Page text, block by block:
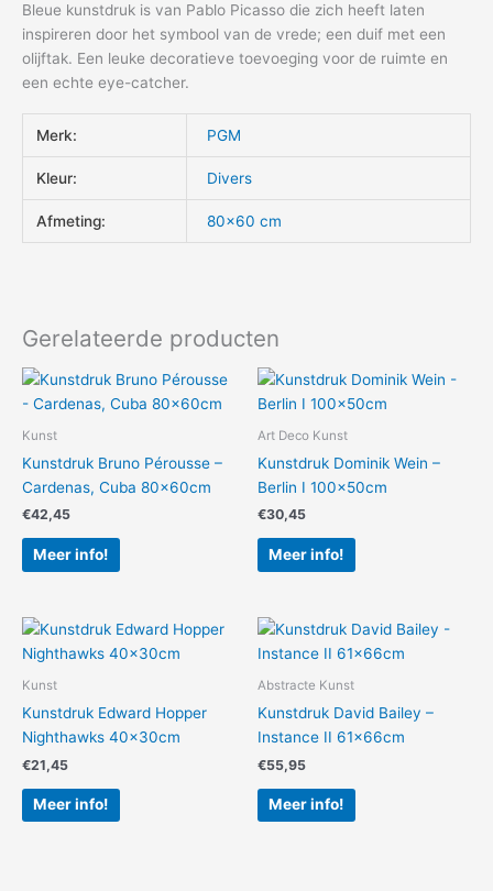
Bleue kunstdruk is van Pablo Picasso die zich heeft laten
inspireren door het symbool van de vrede; een duif met een
olijftak. Een leuke decoratieve toevoeging voor de ruimte en
een echte eye-catcher.
Merk: PGM
Kleur: Divers
Afmeting: 80×60 cm
Gerelateerde producten
Kunst
Kunstdruk Bruno Pérousse –
Cardenas, Cuba 80x60cm
€42,45
Meer info!
Art Deco Kunst
Kunstdruk Dominik Wein –
Berlin I 100x50cm
€30,45
Meer info!
Kunst
Kunstdruk Edward Hopper
Nighthawks 40x30cm
€21,45
Meer info!
Abstracte Kunst
Kunstdruk David Bailey –
Instance II 61x66cm
€55,95
Meer info!